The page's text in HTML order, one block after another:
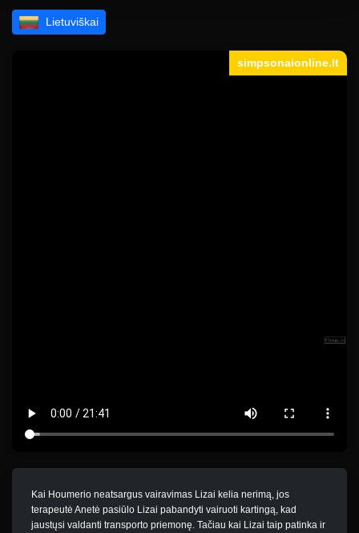
Lietuviškai
simpsonaionline.lt
Kai Houmerio neatsargus vairavimas Lizai kelia nerimą, jos
terapeutė Anetė pasiūlo Lizai pabandyti vairuoti kartingą, kad
jaustųsi valdanti transporto priemonę. Tačiau kai Lizai taip patinka ir